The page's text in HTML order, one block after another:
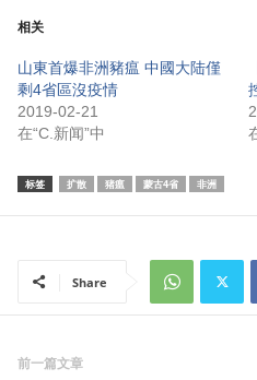
相关
山東首爆非洲豬瘟 中國大陆僅
剩4省區沒疫情
2019-02-21
在“C.新闻”中
标签 扩散 猪瘟 蒙古4省 非洲
Share
前一篇文章